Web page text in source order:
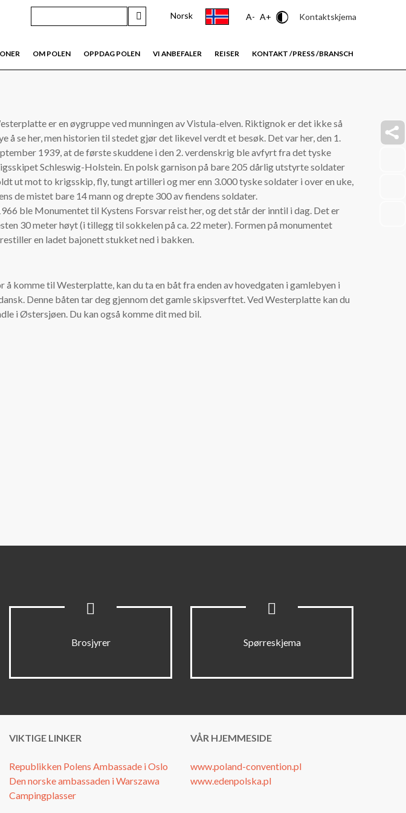
Norsk A- A+ ContrastKontaktskjema
OM POLEN OPPDAG POLEN VI ANBEFALER REISER KONTAKT /PRESS /BRANSCH
er en øygruppe ved munningen av Vistula-elven. Riktignok er det ikke så
å se her, men historien til stedet gjør det likevel verdt et besøk. Det var her, den 1.
1939, at de første skuddene i den 2. verdenskrig ble avfyrt fra det tyske
Schleswig-Holstein. En polsk garnison på bare 205 dårlig utstyrte soldater
ut mot to krigsskip, fly, tungt artilleri og mer enn 3.000 tyske soldater i over en uke,
de mistet bare 14 mann og drepte 300 av fiendens soldater.
ble Monumentet til Kystens Forsvar reist her, og det står der inntil i dag. Det er
30 meter høyt (i tillegg til sokkelen på ca. 22 meter). Formen på monumentet
en ladet bajonett stukket ned i bakken.
å komme til Westerplatte, kan du ta en båt fra enden av hovedgaten i gamlebyen i
Denne båten tar deg gjennom det gamle skipsverftet. Ved Westerplatte kan du
i Østersjøen. Du kan også komme dit med bil.
Brosjyrer Spørreskjema
VIKTIGE LINKER
Republikken Polens Ambassade i Oslo
Den norske ambassaden i Warszawa
Campingplasser
VÅR HJEMMESIDE
www.poland-convention.pl
www.edenpolska.pl